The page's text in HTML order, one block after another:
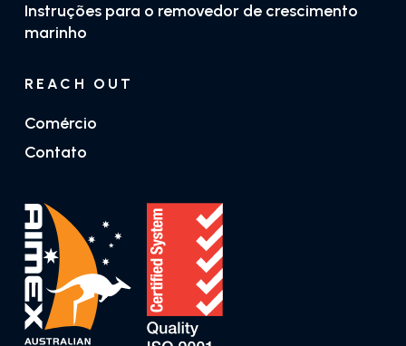
Instruções para o removedor de crescimento
marinho
REACH OUT
Comércio
Contato